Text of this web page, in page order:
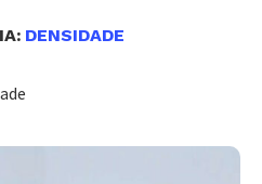
DENSIDADE